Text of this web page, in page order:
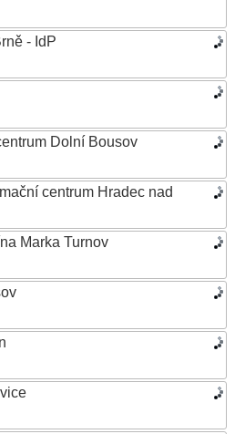
- IdP
Dolní Bousov
centrum Hradec nad
Marka Turnov